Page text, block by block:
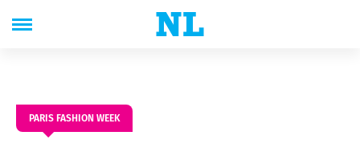
PARIS FASHION WEEK